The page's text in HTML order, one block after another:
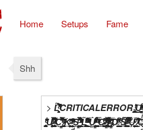
Home Setups Fame
Shh
> L̛̻̘̹̣͍͔̹̜̯͔͍̃͆͑̀̑̔̒̇͆̎͆̎̀ͣ͗̀CRITICALERROR ̴̧̢̺̮̰̝͖̪̞͇̙̼͕͇̠̹̥͍͇̮͛ͭ̾͜͠Ṵ̵̧̯̻͕̹͚̦̟̫̤͈̦͇̘̝̰͓̦͌ͬͧͯ ̸̢̤̫̰̘ͤ̀ͫ̄̔͐̌ͨ̎̊̓͘͘͟C̸ͧͫ̓ͮ̒̈́̌͐̄͝͏͓̬̹̱͍̻̟̥̯̜̞͈̗̜̬͍̥ͅ ̨͕̖̲̼̖ͯ͌͗͂ͦ̂ͩ͛ͧ̀̚͝͝Ḭ̢̞̖͚͈̩͔̣̹̟͇̯́̔̅͛͋͋̉͊͒̕͝ ̨̛̳͔̬̰͔̪̘̦͎́̓ͨ͆̑̓̽̌̉ͮ̔̉̃̽͆D̨̡̧̛̞͖̘͙̭̟͙̱ͨ̇̉͆̾ͨ́͠ ̀ͯ͛͗ͫ̎ͨ̾̾̚̚͏̩̮̮̺͚͜S̴̳̮̬̹̻̠͓̘̫̬͈̳̠̈́͋̔̈́ͯ̏ ̖̺̣͖̹̪̻͕̯͖̟̫͙͈͎̱̆ͫ͑̔̿ͫ̓̃̇̿͛̂̓ͧ́̓̚͟͝U̵̩̻̥̥͈̤̞͈͈̩̳̥̝̇ͥͪ̃̽͋̀͛ͤ͊̒͊̚͞͝͠ ̹͉̝̟̩͇̣̲͚̩̲͌ͮͪ̓ͨ́̌̍̔̚͡Ç̴̧̛̬̤̩̳̤͉ͫ̾̽̓̒ͭ͘ ̇́̍͌̍̽҉̸̸̡̜̟͕̘K̵̷̛̖̭̠͕͈̼͖̭̤̟̬̻̻̺͍̗̃̎͗͆ͣ̽͋ͦ̌͐̈́ͦ͒͂ͦͤͩͣ͜ ̨͈͕̲̭̤̗̣̖͙͇͈̠̙̝͔͖̥̎̒̉̾̓̌ͫ̑̽̐ͫͣ̋͒͝ͅŚ̷̶̡͔̼̜̝̩͙̰̻̞̺̞̟͇͔̳̭̏̉ͬ̄̏̑ͯ͛̌̒͂̀͠ ̶͚͈̻̗̖͙̹̤͙̣͔̙͚̰̠̯̖̮̌̽̍ͩ̎̆̾͘̕͘͠L̩̪̘̗̻̈́̆̃ͩ́͝͞ ̵̨͖̼̠͉̦̜͚̉ͪ̐̾ͮ̍ͮ̆̇̾ͨ̇̑̒̚Ư̢͖̯̥̞͙̙̥̠͔̯̟̍͑ͨ͌ͮ̏̾ͩ̀̽͗ͣ̎̂́͝ͅͅ ̶̄ͣ̐͗̈́̄ͩ̿̈́̌ͭ̍̽͒̃͏̬̠̜̭̠̲̯C͋̈́̌́̌̽ͮ̋̚͏̵̛̥̮̝̩̫͓̳̳̩̹̮̜͕͖̫͚̜̳͎͡͞ ̢͔̙̥̤͕͙̄ͨͭ̂̀͢͜I̖̳̳̮̣̥͉̮͙̠̫͋ͮ͛͗̔ͫ̔͌̋͟ͅ ̸̝̞̲͇͔͉̦͕̦̻̬ͭ̐̈́ͦͨ͂͡D̴̢̂̿̍́̅ͭͣͣ̽̄̚͠͞͏͖̩̪̙ ̴̯̱̮̹͚̗̯̜̗̤̥͚̪͕̹͚̭̀ͥ̏ͣͦ́ͣ̎͌̌́͋̀͜S̢̜̥̪̝͙̯͍͑̀̆ͣ̈̐ͤͯ̿ͧ̉̊̈́͋͐ͧͣ̀̚͘ͅͅ ̡͈̖̪͙͚̱̖͉̟̩̲͚͉̣̯͖͗̆̋ͤ̾̐̏̈U̷̢̱͖͎̰̦̩̼̘͙̞̔ͯ̐̿͆͐͊̋̐̀͢ ̶̡͚̭̺͔̮͕̊̈́ͭ̑̀ͥ͌ͬ͂͂ͯ͛͗͘C̖̳̰̖̼̼̿̐̆̄͋̈́͛̉͌͆́̐̈̓̆͐͘͝ ̷̑ͫ̎͐̔ͧ͏͇̗̠̲̮͎̠͚̱͕̪̠͢K̶̨̼̩̖̝͓̦̤̞̞͐͊ͤ͊̕ ͓͙̻̩͔̫̤̙͇̦͇ͪͣͯ̄̾ͧ̓̑͘͞S̘̳̝͍̟̣̫̰̣̼̗͕͎̦̞͙͈̀̎̏͊͌̌̇ͨ̽̂͟͞ͅ ̣̘̹̱̼̯͇̦̹̘͈̣͍͙̙̗̃̈ͯͤ̽̌̓̀ͧͪ̉́ͪ̇ͮ͂̀͜L̢̫̤͓̼͚̻̭̺͚̲̄̄͌̃͋ͦͭ̎ͪ͐̂͆̑ͪ͜ ̛̲̮͍͕͕ͦͭͮ̔̌̅̓̐̕ͅÙ͚͖̥̱̲̝̫̥̳ͭͭ̒͒͒ͤ͂́̊͑͂̊̇͒̒͒ͭ͢͠ͅͅͅ ͫ̉̄ͦ̿͟҉̫̥̣̙̠͔͉̹̰̥̭̯̮͔͕͍̪̟ͅC̷̵̴̮͎͙̣͖̫̺̱̩̱̥̬͕̖ͤ̏͑͆̚͟͝ ̉ͤ́̽ͬ͆̈̍͒͐͛̇̊ͭ͏̡̳͈̫̯̝̜̩̯̗̱̘̥̱̭͍̟Ï̸ͤ̓́͊͋̈́ͣ̌̔̌̊ͥͮ͘͜҉̭͕͕̣̜̱̜̟̠͖̦̯̹͕͔̗͙ ̶̡̙̱̳͓̗̮͍̩̅̽̆ͦ̓̃̌̓̄͞D̴̘͈̮͊̆̋̋ͮ̓̆͐͐́́͝ͅ ͎̺̱͙͇͔̗͆ͤͨ̀͢S̸̶̫̗̗̙͔̘͔̖̗̟̫͓̺ͪ̃ͦ͌̇̃̇̿͋́͝͠ ̂͑͛̀́̿ͬ̿͌ͣ͂ͨ͆ͣ̇͌҉̕͏͚͙͈̮ͅU̧͓̣̣̦̥̱͖̬̙̟̝̠͖̖ͮ̅͒͢͡ͅ ̷̻͇̙̌͋ͥ̽̏͛̓͘͞ͅCͥ͂ͧͩ͡҉͟҉̥͔̻̦̣̲̮̬̰͉̖ͅ ̷͉̗͎̮̹̗̤̠̻̙̱̳̮̰ͥ̿͑ͨ͛ͪ̂̈̇̽̿̂̆̽͊͟͢͡Ǩ̶̨̗̜̮̯͙͉̦̔̆ͭ̽͗́ ̜͖̙̮̗͉̙̙͕̞̥̥͗̋ͫ̌̈́ͫ̇ͯ̾̎͛̏͟͠S̵͛̆ͧ͋͠҉͖̭̠̖͍̭̜̳̻̤̼̮̟ ̢̦̖̮͍̪̬̫̜̝̙͚̗͚̞̙͖̜̙̑ͬ̽ͬ̍ͧ̃͐̾͌ͯ̇̆͘͢L̨̯̗͍̠̜̠̫̫ͬ̆̒ͨ̇͆́̕͢͞ͅ ̱̺̤̞̬̒͑̿̋̎́̾ͥͧ̊̍̆́͟Ṳ̶͙̪̗̠̼͓͚̣̤̲̭̼͍ͮ͊̃̏̏͊̊́͜ ̶̻͚̘̣̊ͭͬ̽̓̍̀ͧ͊̃̑ͧ̅̀͠͞Č̶̞̠̣̞̼̘̞͕͎̱̉ͥ̏͞ ͫ͐͋̐͡҉̸̸̪̲̳̹̝̳͈̱̲̹I̶̡̮̥̭̙͇͓͕̗̻̼̲̜͇̓́̎ͭͮ͐̅̏͋̌̄͝ͅ ̢̳̙̺͓̺̗͍̣͓̙̬̪̙͇̓̾͒͒̑͂͂́̕͝ͅͅD̓͒ͨͧ̅ͦ̀͘͝͏̙̟̲̬̰̠͙͓̟͚̝̭͇͎̺̦͖͈̻ ͕̲͚̳ͭͦͬ̔ͬ̀͢͡͡Ş̶̢̗̭̮̤̭̭̹̻̭͕̞̙̯̲̮̜̼ͥ̐̎ͯ͋̓̐̆̂͌̉͆̿̆͆̑̍ͪ̚ ̢̰̪͎̰̪̟͓̣̠̘̲͈̰̩̜͇̙̫̋ͨ͊̽̋̀Ṵ̹͍̝̯͚̝͎ͫ̋̓̍̇̄ͫ̕͜ ̡͓̥̫͚͛̒̾̊ͯ̉ͪ͊̊̍C̑͂̅͗ͤ͢͏̸̣̦͖̪͟͢ ͖̹̭̈́ͨ̔̂́͗̀̏͌͌̈̾̽̈ͬͣ̈́̚͜͡͝K͒̃̋ͬͣ̈́ͯ̂̃̌͏̞͎̳̙̝̝͇͔͎͈̩͎̳̙͚͔́̀ ̧ͪ̀̆͗́̄̐ͭ̄̆͏͕̞̗̙̯̮̼ͅS̸̐̒̔̐̓̌͗̈̍̽̉̚҉͍͍̜̥̙̟̗̤̱̰ͅ ̧̢̢͕̱̻͋̈̀͑̋ͥ̾ͣ̅͛͗͌̄ͅL̨͔͓̹̱̗̪̥̰̲͕͖̺͔͍̤͂ͯͣ̑̅ͩ͛͋ͨͥ̌ͫͫ͋͐ͭ͌̓͡ ̷͔̭͔͍̭̟̣̭͚̜͔́ͤ́̾ͦ͛ͬͣ̃̀ͪͩ͐ͨ́͜U͛͆̃̓̂̈́̊̆͂͂ͫ͏͍͇͓͓͘͢ͅ ̴̺͇̰̣̙͔͕͓̠͓̥̗̬͇̫̞ͪͬͣ͐ͣͣ͆̏̐͂̌͌̐̏͛̏ͯ̕͢͞ͅC͉̦͎̯̻̮̘̒̇̈́ͮ͟͜͜͞ ͭ̌̈́ͨ̎͆͋ͯ̓ͨ̅̓͑̌͂̀̓҉̷̵̟̭̪̱͚̦͢I̶ͨ̒͌̏̄̎͂͊ͬ̍̿̿̓̋̈́̓̾ͭ͏҉̸̡̱̜͓͚̗̞̬͕̭ͅ ̞̼̖̼̣̟̜͉̙̮̳̬̹̞̜̥̰͗̅̽͆̑̍̈̈̾͜͜͝͝Dͩͥ͗ͤ͢҉̳͚̙̜̭̥͈̘̦̖͍̹ ̶̸̨̽̂ͥ͛̃̃͝҉̼̟͖̤̺S̡̲͈̰̝̣̩͇͖͓͈̞̏̒͛ͭ̿̿͐͐͂͝͠ ̡̛̞̗̮͖̝͎̩̘̻̞̮͓̺̳͆ͭ̊̚ͅU̢̦̝͇͚͆̽̍͂̂́ͩ̒̄̄͋̈̐̈́ͣ̐̎̾͜͟ ̧͍͕͓̜̹̼̈́ͤ̂ͣͫͧ́͑ͣ̅́ͬ͌ͥ̓̚͢C͔͍̠̰͔̥̗̯̞͉̖͇̰͎͍̟̦̾́̓͆̍̃ͦ̅̀̃͑̚̚͠ͅ ̺͇̳̤̣̠̦̳̰̘̪̫̖͓̞̣̽̌͋̒̈́͆̓̉͋̅̓̀́̚͘͜ͅK͊͌̊͑̒̉̃ͦͨ͐̾ͬͮͪ͗̂̚̚҉̗̬̼̳̱̠̦͚̻̳͈̻̤͝ ̶̵̣̠͈̭̳̥̜̣̫̗͎ͭ̍ͫ́̐ͥ̅̀̔̾͋ͯͥ́̾́͝Ș̸̡̹̖̹͚̱̠͈̰͕͇̈́͊ͧ̑̾ͫ̃͂͒̿͘͞͝ ̷̥̬̻͖͎̺̲̱͔̤̞̥͆ͣͥ͐̓͟L͔̪̙͎̪̲̻͗ͨ̇̆ͪ̈́ͫͣ̊̋ͣ͊̅̔̄ͩͤ̾̌͢͞͝ ̷̛͕̫̠͍̣̝̬̪͓͍̣͔̩͇̤ͤ̏̉ͮͦ̉̔͝͠U̢͍͍̱̲̫͖͈̘ͤ͒̎ͧ͘͢͜ ̸̨͚͍̩͈̗̝͈̯̪̫̻͎͕̜̿͊̀͂͆̓̓́͂̓ͩ̾͐͒̓͌ͪͯ͟͡͠Cͩ̿̓̅̈́̿̃͊ͧ̏̅͗̌ͧͧͨ͑҉̷̛̻̲̖̞͉̙̞̫̱͍̹̬̫̯̦̟ ̵̡̰̩̖͖̦̭͈͈̻̊̉͋́ͩ̃ͮ̇ͫͣ͊̆̉͊̑́̚͘͜Į̴̲̙̞͎̲͕͈̥͎͛̆͐ͣ̋̒̿͝ ̸̶̷̨̝̰̟̬̫̼̃ͬ̌̒ͥ̎̆̈́ͣ̅ͭͫ̄̚̕D͔͚̤̳̥̞͈̲͈̫̫̠̥͍̮̩̼̋͗̄͛͂͆̊̆ͣ̉̄̂̇̏̿͗̇̄ͨ́́́̀͘ ̸̛̔̑̊ͬ̈́ͮ̀͑ͭ̃ͫ͆͏͕̟͕͙̰̩̣̝͓͍̝͇̜̳Ş̓̀̍̌ͦ̏͐̾ͨ͂̈́̅͂̐̆̉͌ͭ̊́҉̩̻̲̗́͢ ̷̛̭̪͍͈̙͓͙͕̠͇͕͚̟̫̯̤̩̫̜͒͑͒̆̐̇̓͛͋͘U̷̽͛̎̍̔ͮͬͧͦ̓̎͑ͨ̎ͭ̒̈́ͩ̈͘͢҉̝̬̖͎̘̪̭͈͉̖̲̥͔̝͢ͅ ̷̨̽̈́ͥ͌ͯ͒̎͑͘͏̴̠̖̠̠͎̫̲̩̲̳̟̞̦͚Cͦ͒ͪ̂̌̉͂ͩͦ͋̍͌̏ͩ͟͏̷̴̢̝̻̻͍̘̙̤̙͓̩͇ ̸̫͓̱̟͖̙̞̔̄̂͂K̡͎̤͇͕͉͙̮̈̋̏ͦ͜͡ ̑̄̑̍̇͗̋̃̑ͮ͊̆͏̵҉̗̗̮͓̠̹̗̳̣̻̻̜̹̲̮͉͚S̢̨̛̮̘̤͓͎̏͂ͬ͐̈̆̈́̑̋͜ ̵̡̣̹̖͎̩̲͔̹̲̂͒̉̅̔̎̄͟L̵̢̯̮̙̤̫̘̝̣̹͙̩̪̓͛̌́ͦ̀̔ͤ̃ͮ͌̔̈́͐̈́̓́͠͝ ͦ̌̊̌ͮ͌ͣ͛ͨͧͪͩ͛ͮ͏̷̴̛̘͔͚̻̪̺͚̼̜̞̭̪̼͉͢U̸̡̼̩̩̙̗̦͓͉̭̳̫̰̫̜͖̺ͣͯ͊̉ͩ͆ͩͥ́ͮ̊ͥͪ̅̚͞͞ ̷̼̗̠̘̭̩̹̬̉̌͗ͨͭ̓̈ͥ̅͂̄̀͜C͔͖̜̭̝̤̞̪̜͕̜̊ͯ̉̇̓͟͡ͅ ̧͕̞̦̙͕̼̮̗̩̼̘̦͙͖̰̖̳̀͆̽̈ͤ̐ͯͤ̆ͤ̎ͩ̆̅̓͟͞I͎̳̤̺̺̺̯̘͕̭͇̮̮̩̞̼̰ͫ̏ͣ̽̄ͯ͌ͦ̽͑ͩ̔͆̎͆ͭ̐ͤ̚͠͞ ̷̢̠̘͇͇̤͎͚̯͕̦̝͔͇̤ͤͬ͊͊ͭ̽̾̑̈́̀̆ͤͮͦ̽̍́̚D̢͎̬̹̹͇̅̑̏̊̀́͆̊ͤ͜͟͝ ̴̹̝̩̗̼ͤ͛ͨͧͨ́ͥͥͥͬ͛ͥ̉͌̐͌̚̚͜S̸̟̫͈̦̞͉̟̣̓͑ͦͦ́ͥͮ̋̌͂̀ͩ͛͒͂̚͝ͅ ̶̢͔̤̬̳͕̙ͪ̒ͨͮͦͨͬ̌̌̌̓͊ͩ̾ͤ̑̿̒̀̀U̮̬̼͉͇͔͉̼̹̝̯̜̫͚͆̑̎̓̄̓͋̎ͯ̅̅̀̊͗̓͊͌́̚͢ ̑̾͒ͣ́͢҉͈̞̰̞C̸̻̦̪͚͇͔͍̠̹̦͋̄̔̌̽̐̾͂̑͗̐̽̿̉̈́́͋̚͢͜͞͠ ͥ̽ͥ̒͢͏͈̣̱̳̞͈̠̖̣̕K̢̩͔̣̜̭̩̗͇̹̓̀ͤ ̛̩͙̩̜̯̗͈͍̠͓̪̞̬̗ͣͩ̊͗̿̓͋ͥ̓͒͌̒ͬ̊͌ͪ̅ͫ͝S̰̱͔̤̫ͮ͑̊ͥͤ̾̿̏̃̇ͬ̿ͮ̂̂͒͜͞ͅ ̧̤͉̩̜̘̲̪̝̺͉͂ͯͤ̐͗̊͒ͮͤ̊̅ͦ̋̾ͥ͗ͩͨ̚͘Ļ̧̗͕͙͙̩͖̩͔͙͇͍̝̫̣͉̺͉ͬ̔̍ͮ͋̇ͫ̏ͯ̑̎ͥ̌͌́́̚ ̡̰̰̺̣͖͉̜̘͍̝̠ͯ͑̒̔̏̊̆ͨͣͯ̐ͯ̍ͯ̎͝Û̴̶̫̱̞͙̳̥̮ͪͦ̓̒͐̑̋ͣ̆̌͂͘ ̴̻̳͈̖̩̣̥̹̬͇̉̐ͫ͊̈ͮ͌́͗̉ͬͤ̋͢C̸̷̢͔͈̪̠̱̤̪̹̜͇͔͍̲̫̩̍̄́̾̿͗̔͛͂͐̑̑̏͒̏̌̊̕͠ ̧̢̃̑̓͊̍ͣ́̅̂̾̾̐̋̇̽̍̒͏̵̱̥̪͚̞̬̺̻̻̼̥̙̞̮̞̤͝I̡̢̻̞̻̙͇̜̣̳̪͚͔̹̮̿́͊ͥ́̀͑̊̐̐͛̌ ̻̼̝̐̊̎̊̿͑̾̀̔̂ͨ̉̍͒̔̍̓̚͠D̄̈̐͌҉̡̛̦͉̦̺̮ ̘̰̬͇̝͉͙͌̑̆ͭͯ͘͡S̶̓͂ͧ͐̈́̐̏ͩͭ̎̂̓̎͊ͪ̋̀͡҉̵̥͎͎͍̝͖̙̳̼͍̺̭̠̻̱ͅͅ